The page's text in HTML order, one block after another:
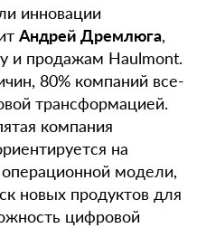
инновации
Андрей Дремлюга,
и продажам Haulmont.
80% компаний все-
трансформацией.
компания
на
модели,
новых продуктов для
цифровой